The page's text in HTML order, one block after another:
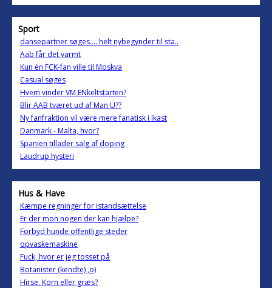
Sport
dansepartner søges.... helt nybegynder til sta..
Aab får det varmt
Kun én FCK-fan ville til Moskva
Casual søges
Hvem vinder VM ENkeltstarten?
Blir AAB tværet ud af Man U??
Ny fanfraktion vil være mere fanatisk i Ikast
Danmark - Malta, hvor?
Spanien tillader salg af doping
Laudrup hysteri
Hus & Have
Kæmpe regninger for istandsættelse
Er der mon nogen der kan hjælpe?
Forbyd hunde offentlige steder
opvaskemaskine
Fuck, hvor er jeg tosset på
Botanister (kendte) ,o)
Hirse. Korn eller græs?